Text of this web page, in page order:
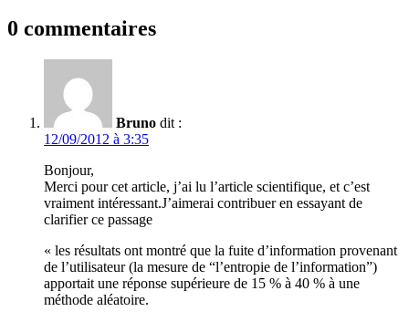
0 commentaires
Bruno dit :
12/09/2012 à 3:35
Bonjour,
Merci pour cet article, j’ai lu l’article scientifique, et c’est
vraiment intéressant.J’aimerai contribuer en essayant de
clarifier ce passage
« les résultats ont montré que la fuite d’information provenant
de l’utilisateur (la mesure de “l’entropie de l’information”)
apportait une réponse supérieure de 15 % à 40 % à une
méthode aléatoire.